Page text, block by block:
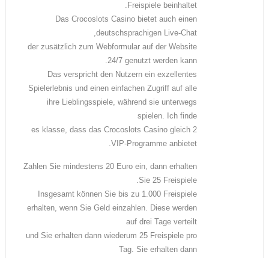
Freispiele beinhaltet.
Das Crocoslots Casino bietet auch einen
deutschsprachigen Live-Chat,
der zusätzlich zum Webformular auf der Website
24/7 genutzt werden kann.
Das verspricht den Nutzern ein exzellentes
Spielerlebnis und einen einfachen Zugriff auf alle
ihre Lieblingsspiele, während sie unterwegs
spielen. Ich finde
es klasse, dass das Crocoslots Casino gleich 2
VIP-Programme anbietet.
Zahlen Sie mindestens 20 Euro ein, dann erhalten
Sie 25 Freispiele.
Insgesamt können Sie bis zu 1.000 Freispiele
erhalten, wenn Sie Geld einzahlen. Diese werden
auf drei Tage verteilt
und Sie erhalten dann wiederum 25 Freispiele pro
Tag. Sie erhalten dann